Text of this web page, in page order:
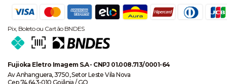
Pix, Boleto ou Cartão BNDES
Fujioka Eletro Imagem S.A - CNPJ 01.008.713/0001-64
Av Anhanguera, 3750, Setor Leste Vila Nova
Cep 74.643-010 Goiânia / GO